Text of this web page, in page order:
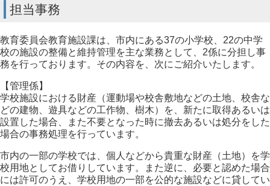
担当事務
教育委員会教育施設課は、市内にある37の小学校、22の中学
校の施設の整備と維持管理を主な業務として、2係に分担し事
務を行っております。その内容を、次にご紹介いたします。
【管理係】
学校施設における財産（運動場や校舎敷地などの土地、校舎な
どの建物、遊具などの工作物、樹木）を、新たに取得あるいは
設置した場合、また不要となった時に撤去あるいは処分をした
場合の事務処理を行っています。
市内の一部の学校では、個人などから貴重な財産（土地）を学
校用地としてお借りしています。また逆に、必要と認めた場合
には許可のうえ、学校用地の一部を公的な施設などに貸してい